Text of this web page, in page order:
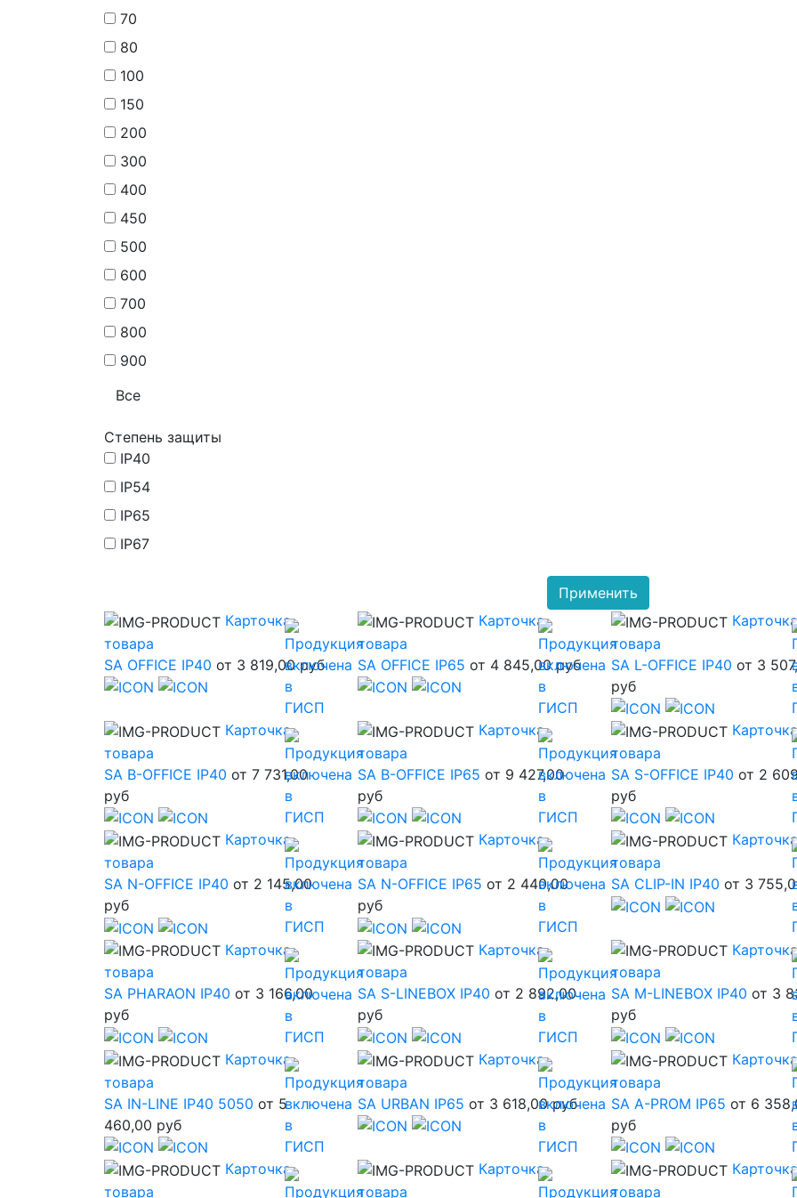
70
80
100
150
200
300
400
450
500
600
700
800
900
Все
Степень защиты
IP40
IP54
IP65
IP67
Применить
Карточка
товара
SA OFFICE IP40 от 3 819,00 руб
Карточка
товара
SA OFFICE IP65 от 4 845,00 руб
Карточка
товара
SA L-OFFICE IP40 от 3
руб
Карточка
товара
SA B-OFFICE IP40 от 7 731,00
руб
Карточка
товара
SA B-OFFICE IP65 от 9 427,00
руб
Карточка
товара
SA S-OFFICE IP40 от 2
руб
Карточка
товара
SA N-OFFICE IP40 от 2 145,00
руб
Карточка
товара
SA N-OFFICE IP65 от 2 440,00
руб
Карточка
товара
SA CLIP-IN IP40 от 3
Карточка
товара
SA PHARAON IP40 от 3 166,00
руб
Карточка
товара
SA S-LINEBOX IP40 от 2 892,00
руб
Карточка
товара
SA M-LINEBOX IP40 от 3
руб
Карточка
товара
SA IN-LINE IP40 5050 от 5
460,00 руб
Карточка
товара
SA URBAN IP65 от 3 618,00 руб
Карточка
товара
SA A-PROM IP65 от 6
руб
Карточка
товара
Карточка
товара
Карточка
товара